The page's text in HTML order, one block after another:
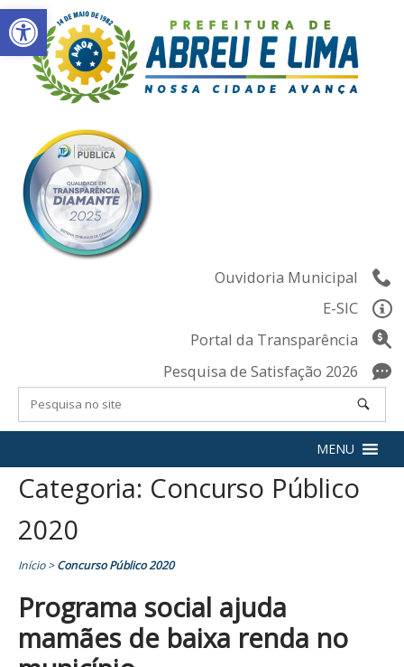
Abrir a barra de ferramentas
Skip
to
content
Ouvidoria Municipal
E-SIC
Portal da Transparência
Pesquisa de Satisfação 2026
MENU
Categoria: Concurso Público
2020
Início>Concurso Público 2020
Programa social ajuda
mamães de baixa renda no